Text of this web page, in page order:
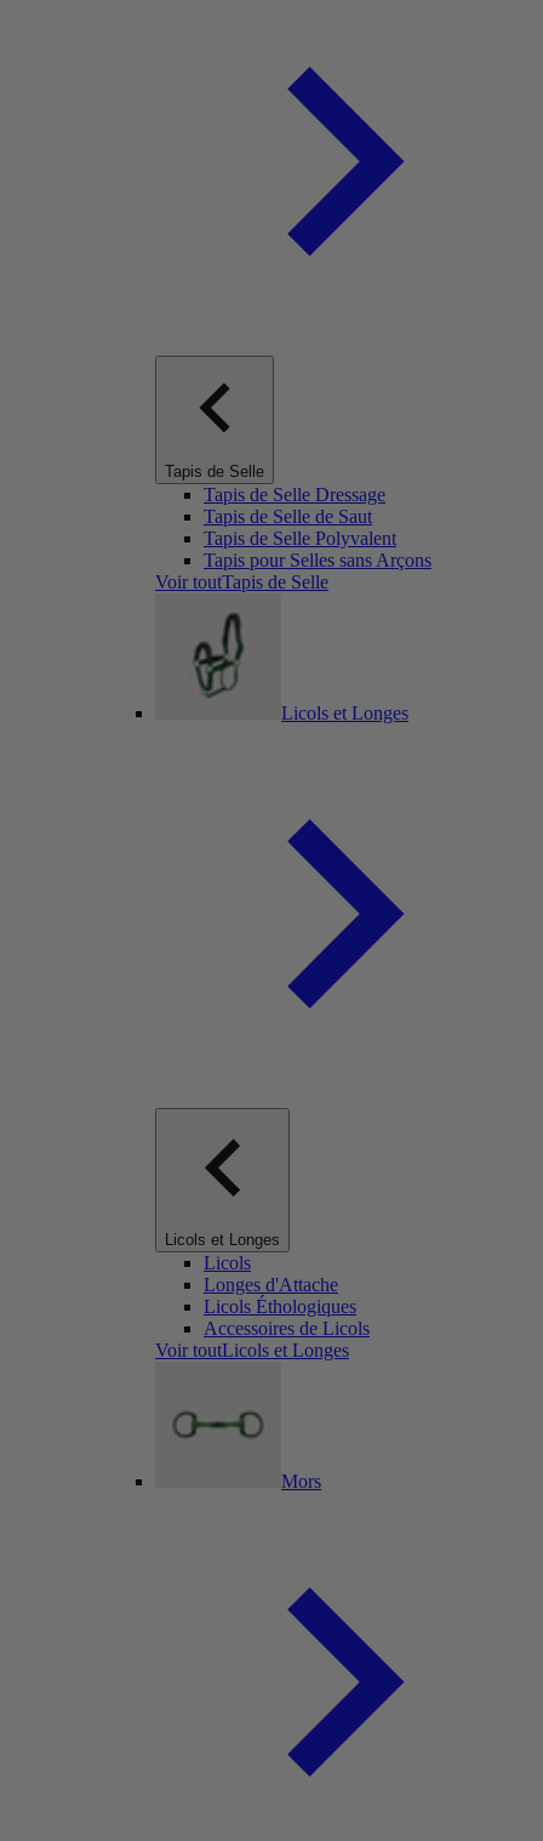
Tapis de Selle
Tapis de Selle Dressage
Tapis de Selle de Saut
Tapis de Selle Polyvalent
Tapis pour Selles sans Arçons
Voir toutTapis de Selle
Licols et Longes
Licols et Longes
Licols
Longes d'Attache
Licols Éthologiques
Accessoires de Licols
Voir toutLicols et Longes
Mors